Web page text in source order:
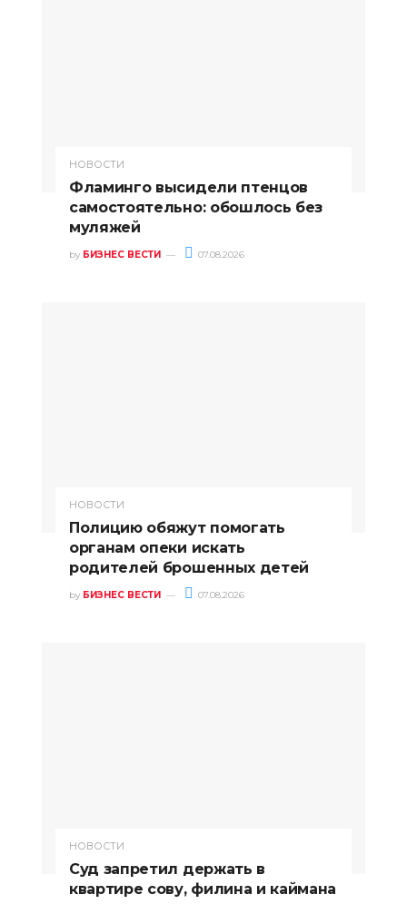
НОВОСТИ
Фламинго высидели птенцов
самостоятельно: обошлось без
муляжей
by БИЗНЕС ВЕСТИ 07.08.2026
НОВОСТИ
Полицию обяжут помогать
органам опеки искать
родителей брошенных детей
by БИЗНЕС ВЕСТИ 07.08.2026
НОВОСТИ
Суд запретил держать в
квартире сову, филина и каймана